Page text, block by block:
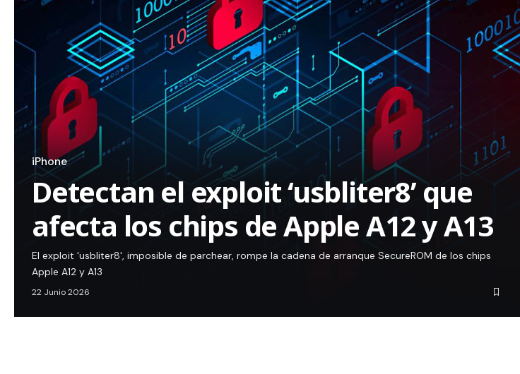
iPhone
Detectan el exploit ‘usbliter8’ que
afecta los chips de Apple A12 y A13
El exploit 'usbliter8', imposible de parchear, rompe la cadena de arranque SecureROM de los chips
Apple A12 y A13
22 Junio 2026